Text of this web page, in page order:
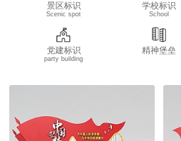
景区标识
Scenic spot
学校标识
School
党建标识
party building
精神堡垒